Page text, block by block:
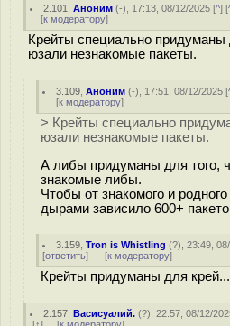
2.101 ,Аноним (-), 17:13, 08/12/2025 [^] [
[к модератору]
Крейты специально
юзали незнакомые пакеты.
3.109 ,Аноним (-), 17:51, 08/12/2025 [
[к модератору]
> Крейты специально
юзали незнакомые пакеты.
А либы придуманы для того,
знакомые либы.
Чтобы от знакомого и
дыpaми зависило 600+
3.159 ,Tron is Whistling (?), 23:49,
[ответить] [к модератору]
Крейты придуманы для
2.157 ,Васисуалий. (?), 22:57, 08/12/